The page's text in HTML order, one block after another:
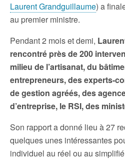
Laurent Grandguillaume) a
au premier ministre.
Pendant 2 mois et demi,
rencontré près de 200
milieu de l’artisanat, du
entrepreneurs, des experts-
de gestion agréés, des
d’entreprise, le RSI, des
Son rapport a donné lieu à 27
quelques unes intéressantes
individuel au réel ou au